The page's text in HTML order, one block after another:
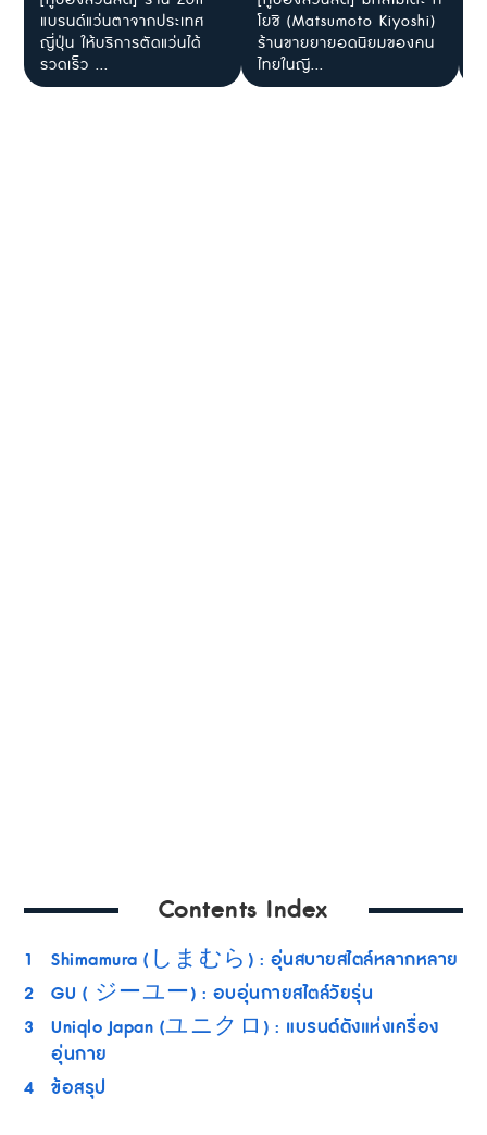
แบรนด์แว่นตาจากประเทศ
ญี่ปุ่น ให้บริการตัดแว่นได้
รวดเร็ว ...
โยชิ (Matsumoto Kiyoshi)
ร้านขายยายอดนิยมของคน
ไทยในญี...
Contents Index
1
Shimamura (しまむら) : อุ่นสบายสไตล์หลากหลาย
2 GU ( ジーユー) : อบอุ่นกายสไตล์วัยรุ่น
3
Uniqlo Japan (ユニクロ) : แบรนด์ดังแห่งเครื่อง
อุ่นกาย
4 ข้อสรุป